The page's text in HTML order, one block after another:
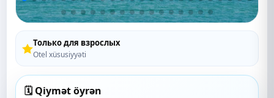
Только для взрослых
Otel xüsusiyyəti
🗓️ Qiymət öyrən